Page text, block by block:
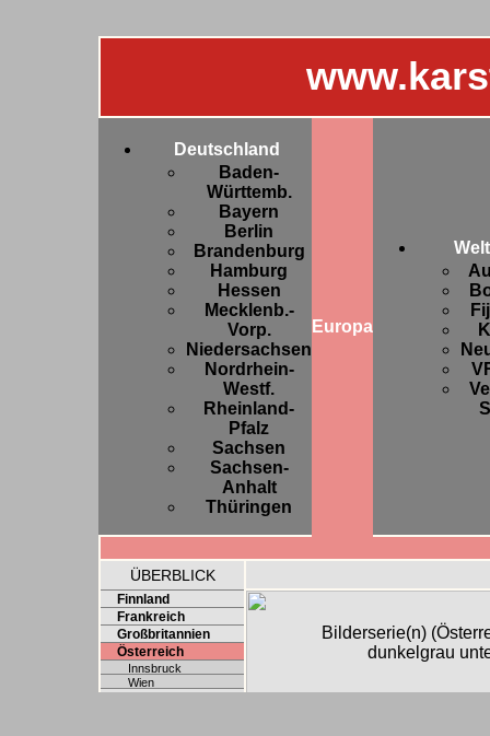
Deutschland
Baden-
Württemb.
Bayern
Berlin
Brandenburg
Hamburg
Hessen
Mecklenb.-
Vorp.
Niedersachsen
Nordrhein-
Westf.
Rheinland-
Pfalz
Sachsen
Sachsen-
Anhalt
Thüringen
Europa
ÜBERBLICK
Finnland
Frankreich
Großbritannien
Österreich
Innsbruck
Wien
Bilderserie(n)
dunkelgrau